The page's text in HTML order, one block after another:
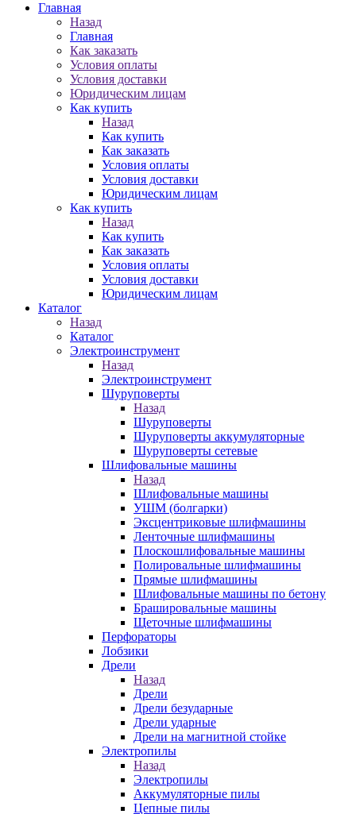
Главная
Назад
Главная
Как заказать
Условия оплаты
Условия доставки
Юридическим лицам
Как купить
Назад
Как купить
Как заказать
Условия оплаты
Условия доставки
Юридическим лицам
Как купить
Назад
Как купить
Как заказать
Условия оплаты
Условия доставки
Юридическим лицам
Каталог
Назад
Каталог
Электроинструмент
Назад
Электроинструмент
Шуруповерты
Назад
Шуруповерты
Шуруповерты аккумуляторные
Шуруповерты сетевые
Шлифовальные машины
Назад
Шлифовальные машины
УШМ (болгарки)
Эксцентриковые шлифмашины
Ленточные шлифмашины
Плоскошлифовальные машины
Полировальные шлифмашины
Прямые шлифмашины
Шлифовальные машины по бетону
Брашировальные машины
Щеточные шлифмашины
Перфораторы
Лобзики
Дрели
Назад
Дрели
Дрели безударные
Дрели ударные
Дрели на магнитной стойке
Электропилы
Назад
Электропилы
Аккумуляторные пилы
Цепные пилы